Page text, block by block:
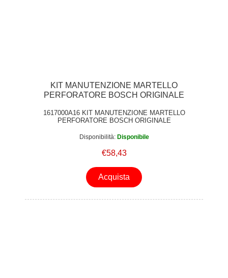
KIT MANUTENZIONE MARTELLO
PERFORATORE BOSCH ORIGINALE
1617000A16 KIT MANUTENZIONE MARTELLO
PERFORATORE BOSCH ORIGINALE
Disponibilità: Disponibile
€58,43
Acquista